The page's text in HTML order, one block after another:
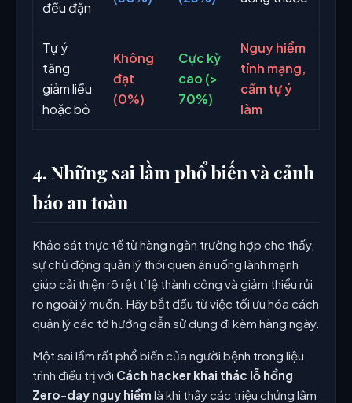
đều đặn
Tự ý
tăng
giảm liều
hoặc bỏ
Không
đạt
(0%)
Cực kỳ
cao (>
70%)
Nguy hiểm
tính mạng,
cấm tự ý
làm
4. Những sai lầm phổ biến và cảnh
báo an toàn
Khảo sát thực tế từ hàng ngàn trường hợp cho thấy,
sự chủ động quản lý thói quen ăn uống lành mạnh
giúp cải thiện rõ rệt tỉ lệ thành công và giảm thiểu rủi
ro ngoài ý muốn. Hãy bắt đầu từ việc tối ưu hóa cách
quản lý các tờ hướng dẫn sử dụng đi kèm hàng ngày.
Một sai lầm rất phổ biến của người bệnh trong liệu
trình điều trị với Cách hacker khai thác lỗ hổng
Zero-day nguy hiểm là khi thấy các triệu chứng lâm